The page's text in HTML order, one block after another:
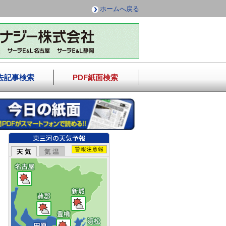
ホームへ戻る
記事検索 PDF紙面検索